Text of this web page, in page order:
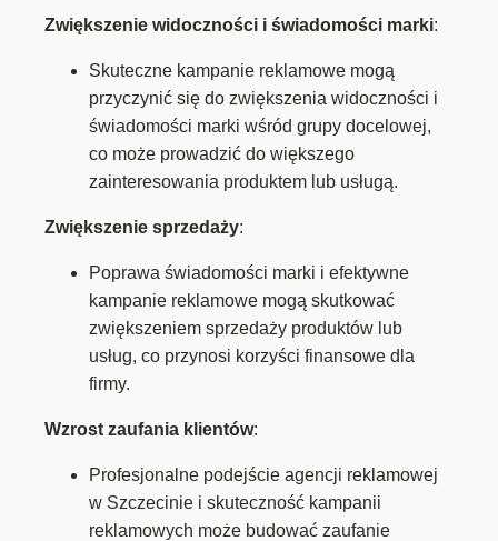
Zwiększenie widoczności i świadomości marki:
Skuteczne kampanie reklamowe mogą
przyczynić się do zwiększenia widoczności i
świadomości marki wśród grupy docelowej,
co może prowadzić do większego
zainteresowania produktem lub usługą.
Zwiększenie sprzedaży:
Poprawa świadomości marki i efektywne
kampanie reklamowe mogą skutkować
zwiększeniem sprzedaży produktów lub
usług, co przynosi korzyści finansowe dla
firmy.
Wzrost zaufania klientów:
Profesjonalne podejście agencji reklamowej
w Szczecinie i skuteczność kampanii
reklamowych może budować zaufanie